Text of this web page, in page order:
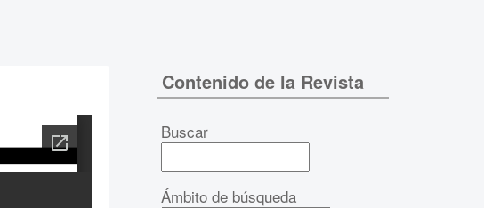
Contenido de la Revista
Buscar
Ámbito de búsqueda